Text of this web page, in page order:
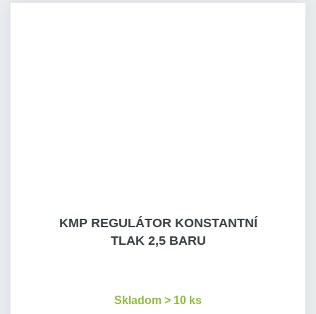
KMP REGULÁTOR KONSTANTNÍ
TLAK 2,5 BARU
Skladom > 10 ks